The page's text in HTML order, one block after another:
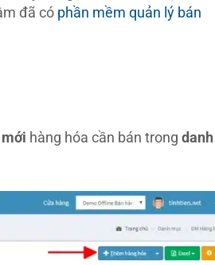
đã có phần mềm quản lý bán
hàng hóa cần bán trong danh